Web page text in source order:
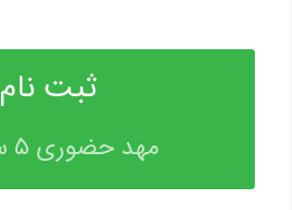
ثبت نام
مهد حضوری ۵ ساله ها